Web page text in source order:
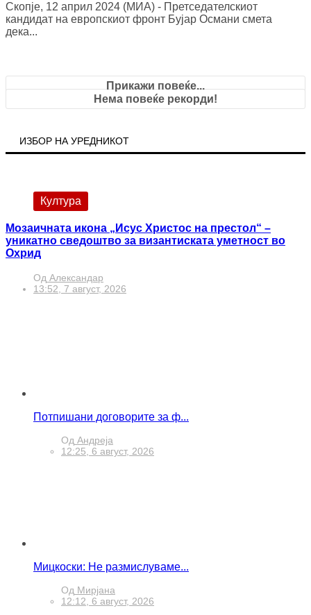
Скопје, 12 април 2024 (МИА) - Претседателскиот
кандидат на европскиот фронт Бујар Османи смета
дека...
Прикажи повеќе...
Нема повеќе рекорди!
ИЗБОР НА УРЕДНИКОТ
Култура
Мозаичната икона „Исус Христос на престол“ –
уникатно сведоштво за византиската уметност во
Охрид
Од Александар
13:52, 7 август, 2026
Потпишани договорите за ф...
Од Андреја
12:25, 6 август, 2026
Мицкоски: Не размислуваме...
Од Мирјана
12:12, 6 август, 2026